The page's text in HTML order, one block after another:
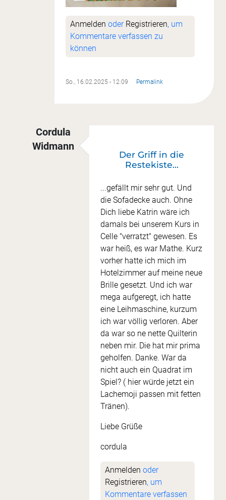
Anmelden oder Registrieren, um
Kommentare verfassen zu
können
So., 16.02.2025 - 12:09 Permalink
Cordula
Widmann
Quadrate sind besondere
Der Griff in die
Restekiste...
...gefällt mir sehr gut. Und
die Sofadecke auch. Ohne
Dich liebe Katrin wäre ich
damals bei unserem Kurs in
Celle "verratzt" gewesen. Es
war heiß, es war Mathe. Kurz
vorher hatte ich mich im
Hotelzimmer auf meine neue
Brille gesetzt. Und ich war
mega aufgeregt, ich hatte
eine Leihmaschine, kurzum
ich war völlig verloren. Aber
da war so ne nette Quilterin
neben mir. Die hat mir prima
geholfen. Danke. War da
nicht auch ein Quadrat im
Spiel? ( hier würde jetzt ein
Lachemoji passen mit fetten
Tränen).
Liebe Grüße
cordula
Anmelden oder
Registrieren, um
Kommentare verfassen